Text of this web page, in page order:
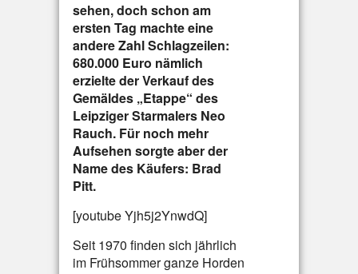
sehen, doch schon am
ersten Tag machte eine
andere Zahl Schlagzeilen:
680.000 Euro nämlich
erzielte der Verkauf des
Gemäldes „Etappe“ des
Leipziger Starmalers Neo
Rauch. Für noch mehr
Aufsehen sorgte aber der
Name des Käufers: Brad
Pitt.
[youtube Yjh5j2YnwdQ]
Seit 1970 finden sich jährlich
im Frühsommer ganze Horden